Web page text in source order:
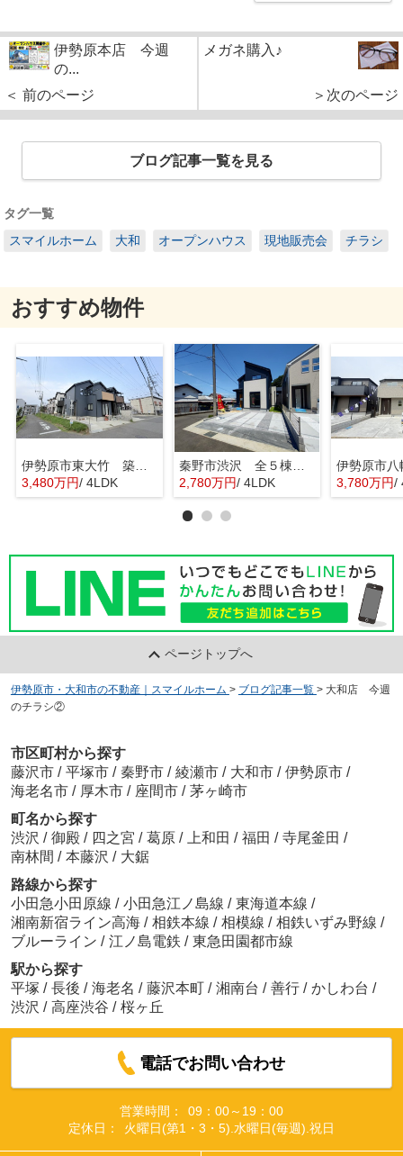
伊勢原本店 今週
の...
＜ 前のページ
メガネ購入♪
＞次のページ
ブログ記事一覧を見る
タグ一覧
スマイルホーム
大和 オープンハウス 現地販売会 チラシ
おすすめ物件
伊勢原市東大竹 築浅中古住宅
3,480万円/ 4LDK
2,780万円/ 4LDK 3,780万円/
ページトップへ
伊勢原市・大和市の不動産｜スマイルホーム > ブログ記事一覧 > 大和店 今週
のチラシ②
市区町村から探す
藤沢市 / 平塚市 / 秦野市 / 綾瀬市 / 大和市 / 伊勢原市 /
海老名市 / 厚木市 / 座間市 / 茅ヶ崎市
町名から探す
渋沢 / 御殿 / 四之宮 / 葛原 / 上和田 / 福田 / 寺尾釜田 /
南林間 / 本藤沢 / 大鋸
路線から探す
小田急小田原線 / 小田急江ノ島線 / 東海道本線 /
湘南新宿ライン高海 / 相鉄本線 / 相模線 / 相鉄いずみ野線 /
ブルーライン / 江ノ島電鉄 / 東急田園都市線
駅から探す
平塚 / 長後 / 海老名 / 藤沢本町 / 湘南台 / 善行 / かしわ台 /
渋沢 / 高座渋谷 / 桜ヶ丘
電話でお問い合わせ
営業時間：
09：00～19：00
定休日：
火曜日(第1・3・5).水曜日(毎週).祝日